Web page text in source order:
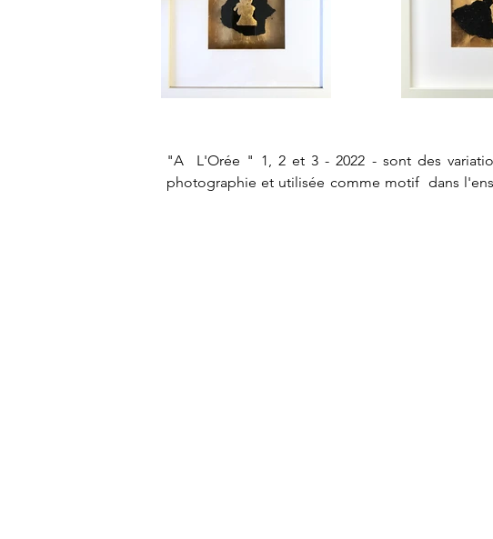
"A  L'Orée " 1, 2 et 3 - 2022 - sont des
photographie et utilisée comme motif  dans